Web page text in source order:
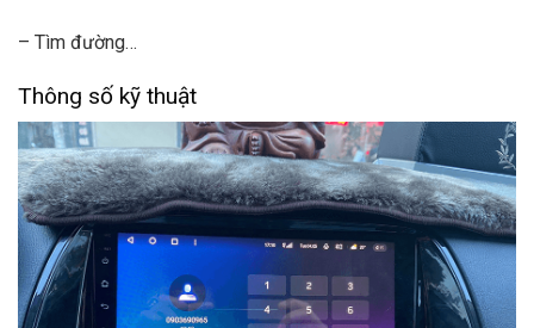
– Tìm đường…
Thông số kỹ thuật